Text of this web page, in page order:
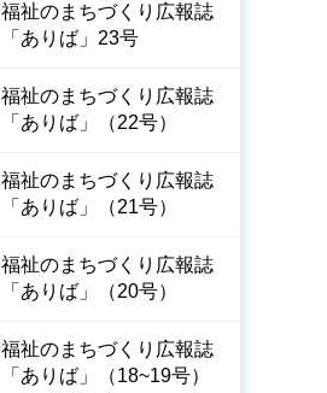
福祉のまちづくり広報誌
「ありば」23号
福祉のまちづくり広報誌
「ありば」（22号）
福祉のまちづくり広報誌
「ありば」（21号）
福祉のまちづくり広報誌
「ありば」（20号）
福祉のまちづくり広報誌
「ありば」（18~19号）